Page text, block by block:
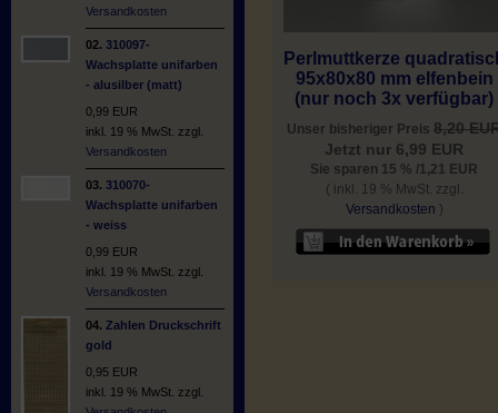
Versandkosten
02. 310097-
Wachsplatte unifarben
- alusilber (matt)
0,99 EUR
inkl. 19 % MwSt. zzgl.
Versandkosten
03. 310070-
Wachsplatte unifarben
- weiss
0,99 EUR
inkl. 19 % MwSt. zzgl.
Versandkosten
04. Zahlen Druckschrift
gold
0,95 EUR
inkl. 19 % MwSt. zzgl.
Perlmuttkerze
95x80x80 mm elfenbein
(nur noch 3x verfügbar)
Unser bisheriger Preis8,20
Jetzt nur 6,99 EUR
Sie sparen 15 % /1,21 EUR
( inkl. 19 % MwSt. zzgl.
Versandkosten )